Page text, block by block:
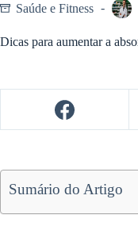
Saúde e Fitness
Dicas para aumentar a
Sumário do Artigo